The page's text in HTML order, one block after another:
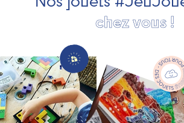
chez vous !